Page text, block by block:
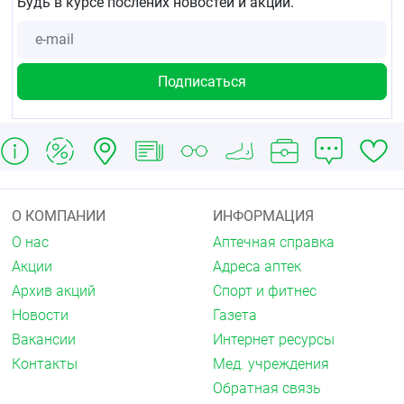
Вследствие наличия в составе препарата
назначают в качестве жаропонижающего
средства детям до 15 ;лет с острыми
респираторными заболеваниями, вызванными
недостаточности).
Подагра, заболевания печени, пожилой возраст.
Применение при беременности и в период
грудного вскармливания
Применение при беременности и в период грудного
вскармливания.
Препарат противопоказан при беременности, на
время лечения следует прекратить грудное
вскармливание.
О КОМПАНИИ
О нас
Акции
Архив акций
Новости
Вакансии
Контакты
ИНФОРМАЦИЯ
Аптечная справка
Адреса аптек
Спорт и фитнес
Газета
Интернет ресурсы
Мед. учреждения
Обратная связь